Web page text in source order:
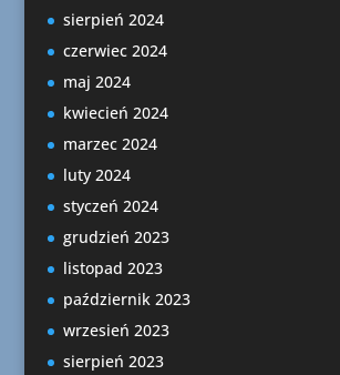
sierpień 2024
czerwiec 2024
maj 2024
kwiecień 2024
marzec 2024
luty 2024
styczeń 2024
grudzień 2023
listopad 2023
październik 2023
wrzesień 2023
sierpień 2023